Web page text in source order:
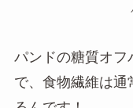
パンドの糖質オフ
で、食物繊維は通